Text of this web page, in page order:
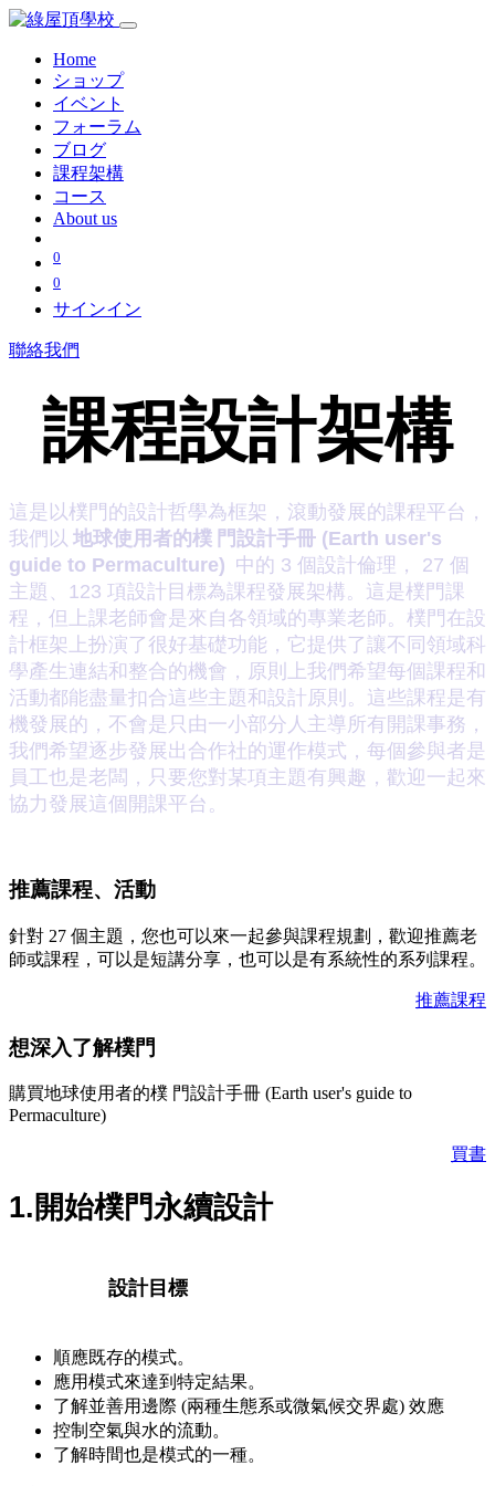
Home
ショップ
イベント
フォーラム
ブログ
課程架構
コース
About us
0
0
サインイン
聯絡我們
課程設計架構
這是以樸門的設計哲學為框架，滾動發展的課程平台，
我們以 地球使用者的樸 門設計手冊 (Earth user's
guide to Permaculture) 中的 3 個設計倫理， 27 個
主題、123 項設計目標為課程發展架構。這是樸門課
程，但上課老師會是來自各領域的專業老師。樸門在設
計框架上扮演了很好基礎功能，它提供了讓不同領域科
學產生連結和整合的機會，原則上我們希望每個課程和
活動都能盡量扣合這些主題和設計原則。這些課程是有
機發展的，不會是只由一小部分人主導所有開課事務，
我們希望逐步發展出合作社的運作模式，每個參與者是
員工也是老闆，只要您對某項主題有興趣，歡迎一起來
協力發展這個開課平台。
推薦課程、活動
針對 27 個主題，您也可以來一起參與課程規劃，歡迎推薦老
師或課程，可以是短講分享，也可以是有系統性的系列課程。
推薦課程
想深入了解樸門
購買地球使用者的樸 門設計手冊 (Earth user's guide to
Permaculture)
買書
1.開始樸門永續設計
設計目標
順應既存的模式。
應用模式來達到特定結果。
了解並善用邊際 (兩種生態系或微氣候交界處) 效應
控制空氣與水的流動。
了解時間也是模式的一種。